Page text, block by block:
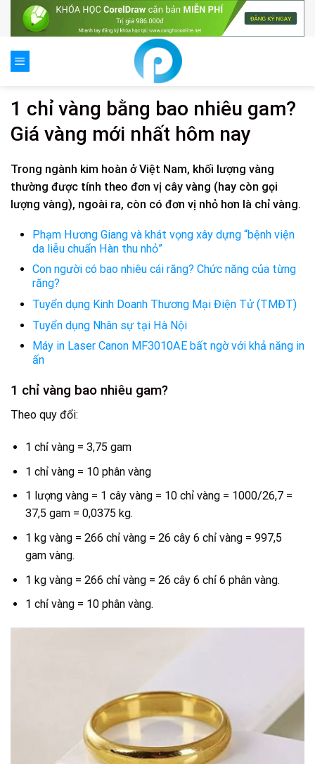
1 chỉ vàng bằng bao nhiêu gam?
Giá vàng mới nhất hôm nay
Trong ngành kim hoàn ở Việt Nam, khối lượng vàng
thường được tính theo đơn vị cây vàng (hay còn gọi
lượng vàng), ngoài ra, còn có đơn vị nhỏ hơn là chỉ vàng.
Phạm Hương Giang và khát vọng xây dựng “bệnh viện
da liễu chuẩn Hàn thu nhỏ”
Con người có bao nhiêu cái răng? Chức năng của từng
răng?
Tuyển dụng Kinh Doanh Thương Mại Điện Tử (TMĐT)
Tuyển dụng Nhân sự tại Hà Nội
Máy in Laser Canon MF3010AE bất ngờ với khả năng in
ấn
1 chỉ vàng bao nhiêu gam?
Theo quy đổi:
1 chỉ vàng = 3,75 gam
1 chỉ vàng = 10 phân vàng
1 lượng vàng = 1 cây vàng = 10 chỉ vàng = 1000/26,7 =
37,5 gam = 0,0375 kg.
1 kg vàng = 266 chỉ vàng = 26 cây 6 chỉ vàng = 997,5
gam vàng.
1 kg vàng = 266 chỉ vàng = 26 cây 6 chỉ 6 phân vàng.
1 chỉ vàng = 10 phân vàng.